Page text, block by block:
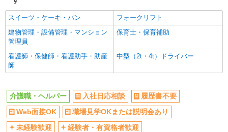
キープ 詳細を見る
派遣社員
株式会社kotrio /●KM-H-2068898
熊本市中央区の小さいデイサービス★残業なし
時給1450円〜2062円 ＜日払い有/週払い有/交
通費全支給(ガソリン代含む)＞
水前寺駅周辺 ≪車通勤OK≫
スイーツ・ケーキ・パン
フォークリフト
建物管理・設備管理・マンション
管理員
保育士・保育補助
看護師・保健師・看護助手・助産
師
中型（2t・4t）ドライバー
介護職・ヘルパー 入社日応相談
履歴書不要
Web面接OK
職場見学OKまたは説明会あり
未経験歓迎
経験者・有資格者歓迎